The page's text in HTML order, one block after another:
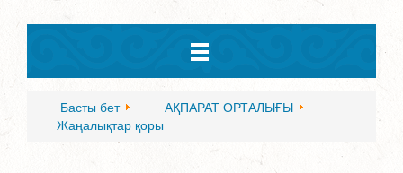
Басты бет
АҚПАРАТ ОРТАЛЫҒЫ
Жаңалықтар қоры